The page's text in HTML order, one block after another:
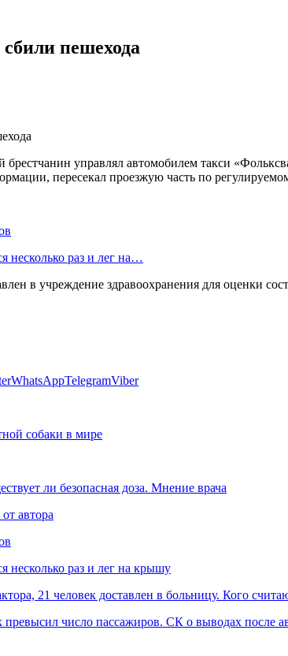
пешехода
брестчанин управлял автомобилем такси
пересекал проезжую часть по
несколько раз и лег на…
в учреждение здравоохранения для оценки
WhatsAppTelegramViber
собаки в мире
ли безопасная доза. Мнение врача
автора
несколько раз и лег на крышу
21 человек доставлен в больницу. Кого
число пассажиров. СК о выводах после